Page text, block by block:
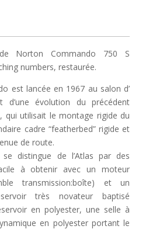
Norton Commando 750 S
numbers, restaurée.
est lancée en 1967 au salon d’
d’une évolution du précédent
qui utilisait le montage rigide du
cadre “featherbed” rigide et
de route.
se distingue de l’Atlas par des
à obtenir avec un moteur
transmission:boîte) et un
très novateur baptisé
en polyester, une selle à
en polyester portant le